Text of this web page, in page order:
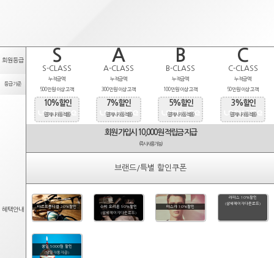
회원등급 S A B C
S-CLASS A-CLASS B-CLASS C-CLASS
등급기준
누적금액
500만원 이상 고객
누적금액
300만원 이상 고객
누적금액
100만원 이상 고객
누적금액
50만원 이상 고객
혜택안내
10%할인
(결제시 자동적용)
7%할인
(결제시 자동적용)
5%할인
(결제시 자동적용)
3%할인
(결제시 자동적용)
회원 가입시 10,000원 적립금 지급
(즉시사용가능)
브랜드/특별 할인쿠폰
타르트옵티컬 20%할인
수비 오리온 50%할인
(상세페이지다운로드)
마스카 10%할인
라피스 10%할인
(상세페이지다운로드)
생일 5000원 할인
(당일자동지급)